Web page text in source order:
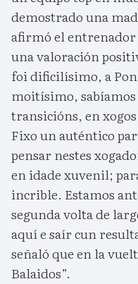
demostrado una
afirmó el
una valoración
foi dificilísimo, a
moitísimo,
transicións, en
Fixo un auténtico
pensar nestes
en idade xuvenil;
incrible. Estamos
segunda volta de
aquí e saír cun
señaló que en la
Balaidos”.